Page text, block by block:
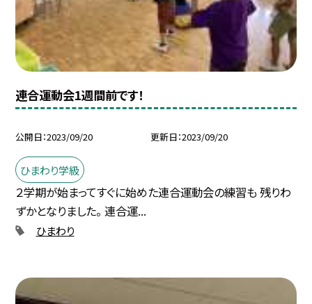
連合運動会1週間前です！
公開日 2023/09/20 更新日 2023/09/20
ひまわり学級
２学期が始まってすぐに始めた連合運動会の練習も 残りわ
ずかとなりました。 連合運...
ひまわり